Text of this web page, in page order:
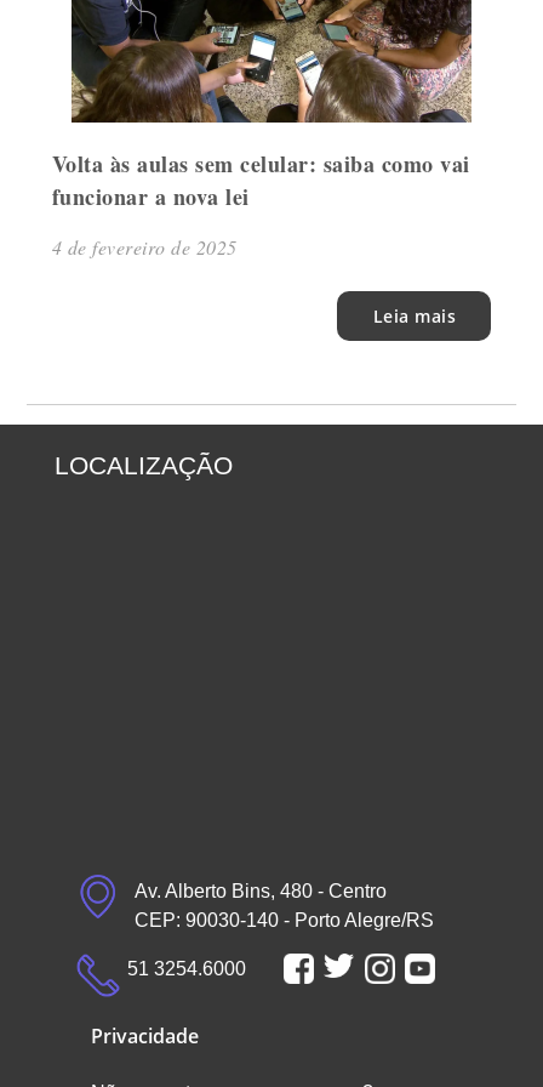
Volta às aulas sem celular: saiba como vai
funcionar a nova lei
4 de fevereiro de 2025
Leia mais
LOCALIZAÇÃO
Av. Alberto Bins, 480 - Centro
CEP: 90030-140 - Porto Alegre/RS
51 3254.6000
Privacidade